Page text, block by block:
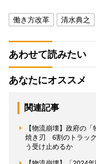
働き方改革 清水典之
あわせて読みたい
あなたにオススメ
関連記事
【物流崩壊】政府の
焼き刃 6割のトラッ
う受け止めるか